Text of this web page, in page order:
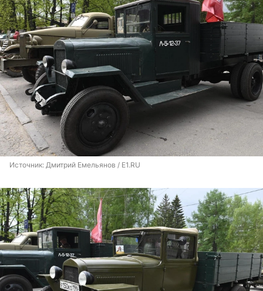
Источник: Дмитрий Емельянов / E1.RU